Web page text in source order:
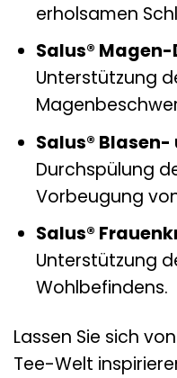
erholsamen
Salus®
Unterstützung
Salus® Blasen-
Durchspülung
Vorbeugung
Salus®
Unterstützung
Wohlbefindens.
Lassen Sie sich
Tee-Welt